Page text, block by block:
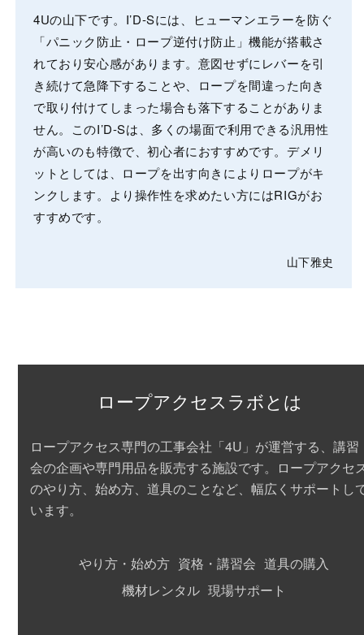
4Uの山下です。I’D-Sには、ヒューマンエラーを防ぐ
「パニック防止・ロープ逆付け防止」機能が搭載さ
れており安心感があります。意図せずにレバーを引
き続けて急降下することや、ロープを間違った向き
で取り付けてしまった場合も落下することがありま
せん。このI’D-Sは、多くの場面で利用できる汎用性
が高いのも特徴で、初心者におすすめです。デメリ
ットとしては、ロープを出す向きによりロープがキ
ンクします。より操作性を求めたい方にはRIGがお
すすめです。
山下雅史
ロープアクセスラボとは
ロープアクセス専門の工事会社「4U」が運営する、講習
会の企画や専門用品を販売する施設です。ロープアクセ
のやり方、始め方、道具のことなど、幅広くサポート し
います。
やり方・始め方 資格・講習会 道具の購入
機材レンタル 現場サポート